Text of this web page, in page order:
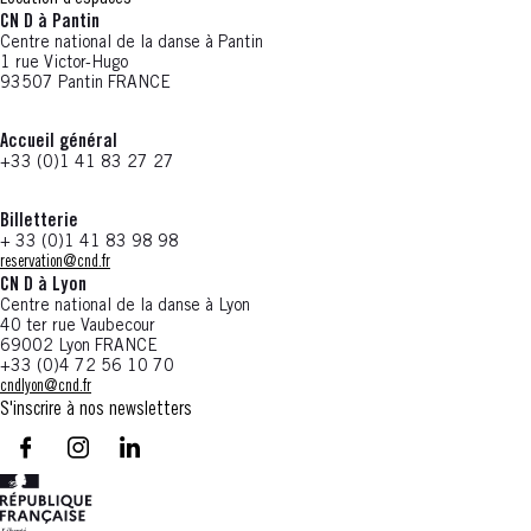
CN D à Pantin
Centre national de la danse à Pantin
1 rue Victor-Hugo
93507 Pantin FRANCE
Accueil général
+33 (0)1 41 83 27 27
Billetterie
+ 33 (0)1 41 83 98 98
reservation@cnd.fr
CN D à Lyon
Centre national de la danse à Lyon
40 ter rue Vaubecour
69002 Lyon FRANCE
+33 (0)4 72 56 10 70
cndlyon@cnd.fr
S'inscrire à nos newsletters
facebook - CN D - Nouvelle fenêtre
instagram - CN D - Nouvelle fenêtre
LinkedIn - CN D - Nouvelle fenêtre